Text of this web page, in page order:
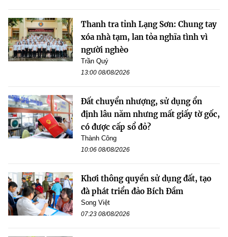
Thanh tra tỉnh Lạng Sơn: Chung tay
xóa nhà tạm, lan tỏa nghĩa tình vì
người nghèo
Trần Quý
13:00 08/08/2026
Đất chuyển nhượng, sử dụng ổn
định lâu năm nhưng mất giấy tờ gốc,
có được cấp sổ đỏ?
Thành Công
10:06 08/08/2026
Khơi thông quyền sử dụng đất, tạo
đà phát triển đảo Bích Đầm
Song Việt
07:23 08/08/2026